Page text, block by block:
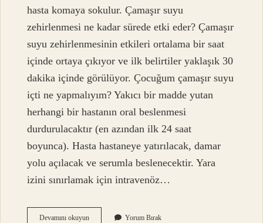
hasta komaya sokulur. Çamaşır suyu
zehirlenmesi ne kadar sürede etki eder? Çamaşır
suyu zehirlenmesinin etkileri ortalama bir saat
içinde ortaya çıkıyor ve ilk belirtiler yaklaşık 30
dakika içinde görülüyor. Çocuğum çamaşır suyu
içti ne yapmalıyım? Yakıcı bir madde yutan
herhangi bir hastanın oral beslenmesi
durdurulacaktır (en azından ilk 24 saat
boyunca). Hasta hastaneye yatırılacak, damar
yolu açılacak ve serumla beslenecektir. Yara
izini sınırlamak için intravenöz…
Devamını okuyunÇamaşır
Yorum Bırak